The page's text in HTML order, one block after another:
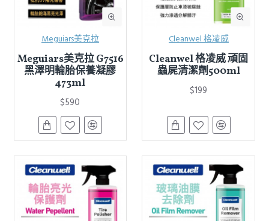
Meguiars美克拉
Meguiars美克拉 G7516
黑澤明輪胎保養凝膠
473ml
$590
Cleanwel 格凌威
Cleanwel 格凌威 頑固
蟲屍清潔劑500ml
$199